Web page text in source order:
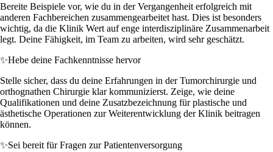
Bereite Beispiele vor, wie du in der Vergangenheit erfolgreich mit
anderen Fachbereichen zusammengearbeitet hast. Dies ist besonders
wichtig, da die Klinik Wert auf enge interdisziplinäre Zusammenarbeit
legt. Deine Fähigkeit, im Team zu arbeiten, wird sehr geschätzt.
✨Hebe deine Fachkenntnisse hervor
Stelle sicher, dass du deine Erfahrungen in der Tumorchirurgie und
orthognathen Chirurgie klar kommunizierst. Zeige, wie deine
Qualifikationen und deine Zusatzbezeichnung für plastische und
ästhetische Operationen zur Weiterentwicklung der Klinik beitragen
können.
✨Sei bereit für Fragen zur Patientenversorgung